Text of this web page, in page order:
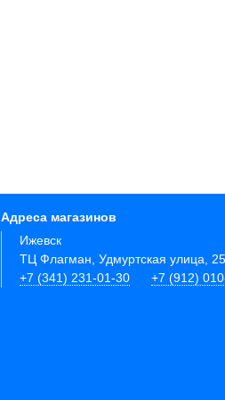
Адреса магазинов
Ижевск
ТЦ Флагман, Удмуртская улица,
+7 (341) 231-01-30
+7 (912)